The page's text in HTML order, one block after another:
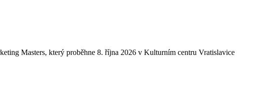
Masters, který proběhne 8. října 2026 v Kulturním centru Vratislavice